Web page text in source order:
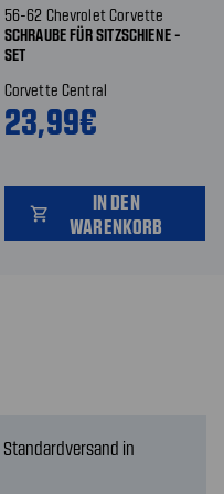
56-62 Chevrolet Corvette
SCHRAUBE FÜR SITZSCHIENE -
SET
Corvette Central
23,99€
shopping_cart
IN DEN
WARENKORB
in